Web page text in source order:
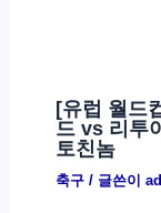
[유럽 월드
드 vs 리투
토친놈
축구/ 글쓴이